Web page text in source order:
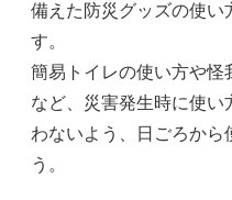
備えた防災グッズの使い
す。
簡易トイレの使い方や怪
など、災害発生時に使い
わないよう、日ごろから
う。